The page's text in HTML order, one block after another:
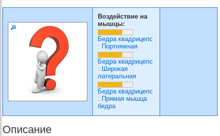
Воздействие на
мышцы:
Бедра квадрицепс
: Портняжная
Бедра квадрицепс
: Широкая
латеральная
Бедра квадрицепс
: Прямая мышца
бедра
Описание